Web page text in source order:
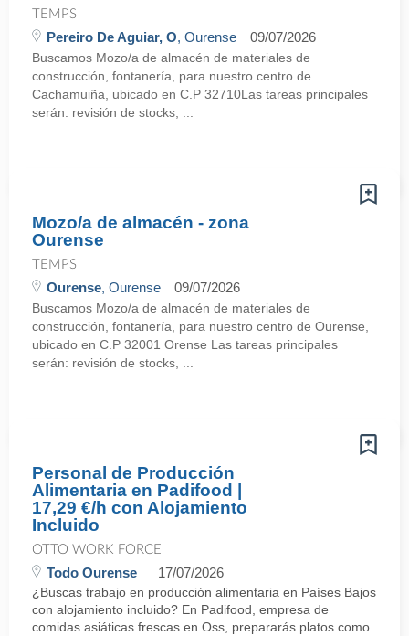
TEMPS
Pereiro De Aguiar, O, Ourense 09/07/2026
Buscamos Mozo/a de almacén de materiales de
construcción, fontanería, para nuestro centro de
Cachamuiña, ubicado en C.P 32710Las tareas principales
serán: revisión de stocks, ...
Mozo/a de almacén - zona
Ourense
TEMPS
Ourense, Ourense 09/07/2026
Buscamos Mozo/a de almacén de materiales de
construcción, fontanería, para nuestro centro de Ourense,
ubicado en C.P 32001 Orense Las tareas principales
serán: revisión de stocks, ...
Personal de Producción
Alimentaria en Padifood |
17,29 €/h con Alojamiento
Incluido
OTTO WORK FORCE
Todo Ourense 17/07/2026
¿Buscas trabajo en producción alimentaria en Países Bajos
con alojamiento incluido? En Padifood, empresa de
comidas asiáticas frescas en Oss, prepararás platos como